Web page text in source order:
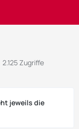
2.125 Zugriffe
jeweils die